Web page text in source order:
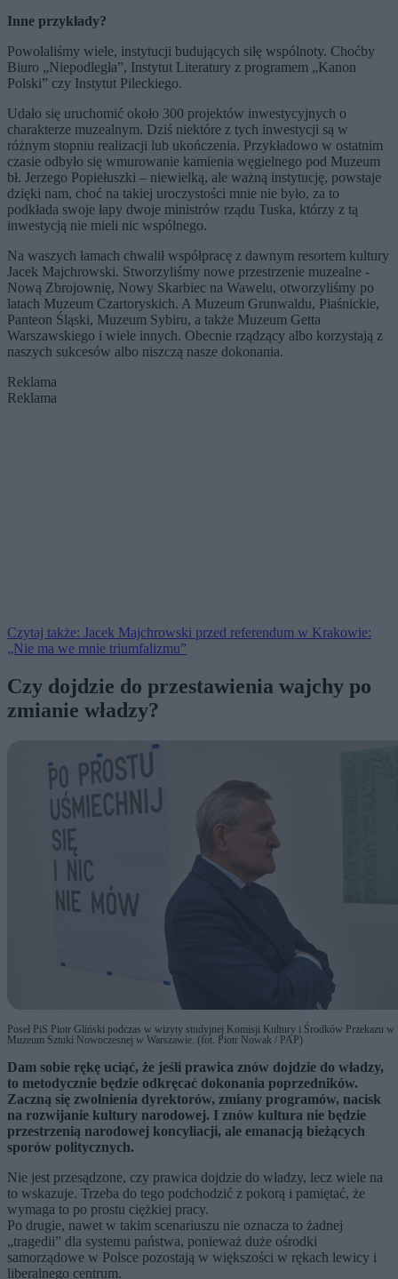
Inne przykłady?
Powołaliśmy wiele, instytucji budujących siłę wspólnoty. Choćby
Biuro „Niepodległa”, Instytut Literatury z programem „Kanon
Polski” czy Instytut Pileckiego.
Udało się uruchomić około 300 projektów inwestycyjnych o
charakterze muzealnym. Dziś niektóre z tych inwestycji są w
różnym stopniu realizacji lub ukończenia. Przykładowo w ostatnim
czasie odbyło się wmurowanie kamienia węgielnego pod Muzeum
bł. Jerzego Popiełuszki – niewielką, ale ważną instytucję, powstaje
dzięki nam, choć na takiej uroczystości mnie nie było, za to
podkłada swoje łapy dwoje ministrów rządu Tuska, którzy z tą
inwestycją nie mieli nic wspólnego.
Na waszych łamach chwalił współpracę z dawnym resortem kultury
Jacek Majchrowski. Stworzyliśmy nowe przestrzenie muzealne -
Nową Zbrojownię, Nowy Skarbiec na Wawelu, otworzyliśmy po
latach Muzeum Czartoryskich. A Muzeum Grunwaldu, Piaśnickie,
Panteon Śląski, Muzeum Sybiru, a także Muzeum Getta
Warszawskiego i wiele innych. Obecnie rządzący albo korzystają z
naszych sukcesów albo niszczą nasze dokonania.
Reklama
Reklama
Czytaj także: Jacek Majchrowski przed referendum w Krakowie:
„Nie ma we mnie triumfalizmu”
Czy dojdzie do przestawienia wajchy po
zmianie władzy?
Poseł PiS Piotr Gliński podczas w wizyty studyjnej Komisji Kultury i Środków Przekazu w
Muzeum Sztuki Nowoczesnej w Warszawie. (fot. Piotr Nowak / PAP)
Dam sobie rękę uciąć, że jeśli prawica znów dojdzie do władzy,
to metodycznie będzie odkręcać dokonania poprzedników.
Zaczną się zwolnienia dyrektorów, zmiany programów, nacisk
na rozwijanie kultury narodowej. I znów kultura nie będzie
przestrzenią narodowej koncyliacji, ale emanacją bieżących
sporów politycznych.
Nie jest przesądzone, czy prawica dojdzie do władzy, lecz wiele na
to wskazuje. Trzeba do tego podchodzić z pokorą i pamiętać, że
wymaga to po prostu ciężkiej pracy.
Po drugie, nawet w takim scenariuszu nie oznacza to żadnej
„tragedii” dla systemu państwa, ponieważ duże ośrodki
samorządowe w Polsce pozostają w większości w rękach lewicy i
liberalnego centrum.